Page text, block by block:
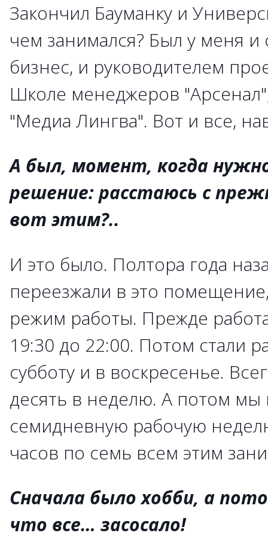
Закончил Бауманку и
чем занимался? Был у меня
бизнес, и руководителем
Школе менеджеров
"Медиа Лингва". Вот и все,
А был, момент, когда
решение: расстаюсь с
вот этим?..
И это было. Полтора года
переезжали в это
режим работы. Прежде
19:30 до 22:00. Потом стали
субботу и в воскресенье.
десять в неделю. А потом
семидневную рабочую
часов по семь всем этим
Сначала было хобби, а
что все… засосало!